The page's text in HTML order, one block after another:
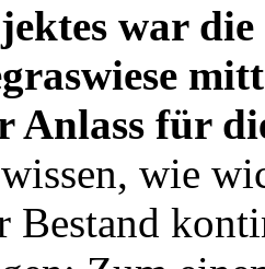
war
Anlass für
wie
Bestand